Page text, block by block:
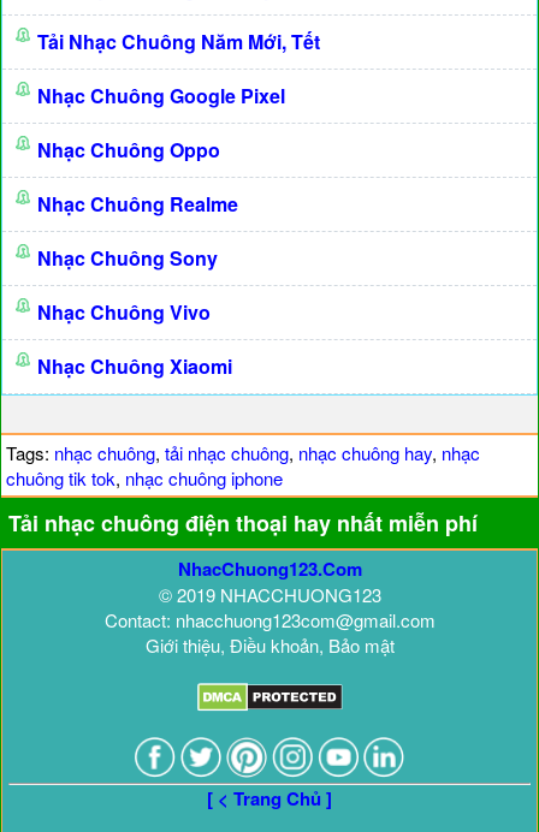
Tải Nhạc Chuông Năm Mới, Tết
Nhạc Chuông Google Pixel
Nhạc Chuông Oppo
Nhạc Chuông Realme
Nhạc Chuông Sony
Nhạc Chuông Vivo
Nhạc Chuông Xiaomi
Tags: nhạc chuông, tải nhạc chuông, nhạc chuông hay, nhạc
chuông tik tok, nhạc chuông iphone
Tải nhạc chuông điện thoại hay nhất miễn phí
NhacChuong123.Com
© 2019 NHACCHUONG123
Contact: nhacchuong123com@gmail.com
Giới thiệu, Điều khoản, Bảo mật
[ < Trang Chủ ]